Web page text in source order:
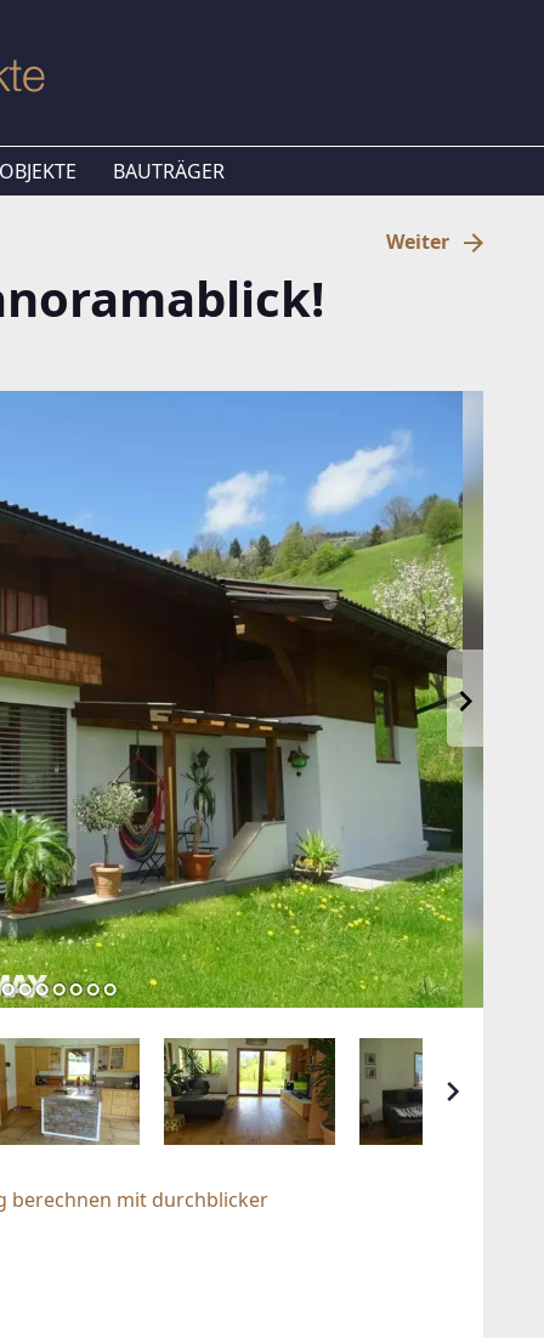
BAUTRÄGER
Weiter
berechnen mit durchblicker